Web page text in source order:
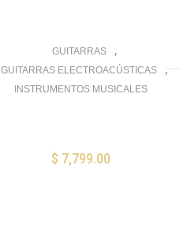
GUITARRAS ,
GUITARRAS ELECTROACÚSTICAS ,
INSTRUMENTOS MUSICALES
$ 7,799.00
AÑADIR AL CARRITO